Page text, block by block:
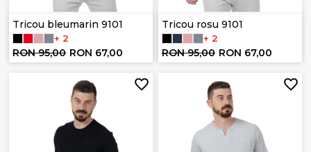
Tricou bleumarin 9101
+ 2
RON 95,00 RON 67,00
Tricou rosu 9101
+ 2
RON 95,00 RON 67,00